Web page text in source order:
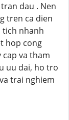
dau . Nen
tren ca dien
tich nhanh
hop cong
va tham
uu dai, ho tro
trai nghiem